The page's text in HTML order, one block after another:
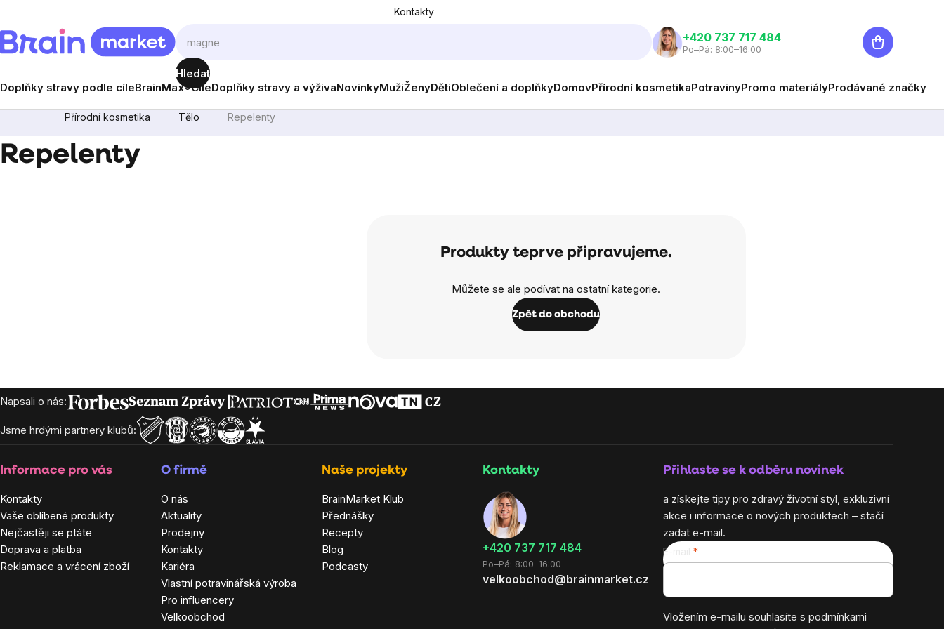
obsah
Kontakty
Hledat
+420 737 717 484
Po–Pá: 8:00–16:00
Nákupní
košík
Doplňky stravy podle cíleBrainMax®CíleDoplňky stravy a výživaNovinkyMužiŽenyDětiOblečení a doplňkyDomovPřírodní kosmetikaPotravinyPromo materiályProdávané značky
Přírodní kosmetika Tělo Repelenty
Repelenty
Produkty teprve připravujeme.
Můžete se ale podívat na ostatní kategorie.
Zpět do obchodu
Zápatí
Napsali o nás:
Jsme hrdými partnery klubů:
Informace pro vás
Kontakty
Vaše oblíbené produkty
Nejčastěji se ptáte
Doprava a platba
Reklamace a vrácení zboží
O firmě
O nás
Aktuality
Prodejny
Kontakty
Kariéra
Vlastní potravinářská výroba
Pro influencery
Velkoobchod
Naše projekty
BrainMarket Klub
Přednášky
Recepty
Blog
Podcasty
Kontakty
+420 737 717 484
Po–Pá: 8:00–16:00
velkoobchod@brainmarket.cz
Přihlaste se k odběru novinek
a získejte tipy pro zdravý životní styl, exkluzivní
akce i informace o nových produktech – stačí
zadat e-mail.
E-mail
Vložením e-mailu souhlasíte s podmínkami